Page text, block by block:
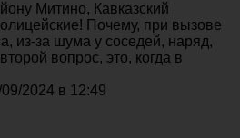
Митино, Кавказский
Почему, при вызове
из-за шума у соседей, наряд,
вопрос, это, когда в
2024 в 12:49